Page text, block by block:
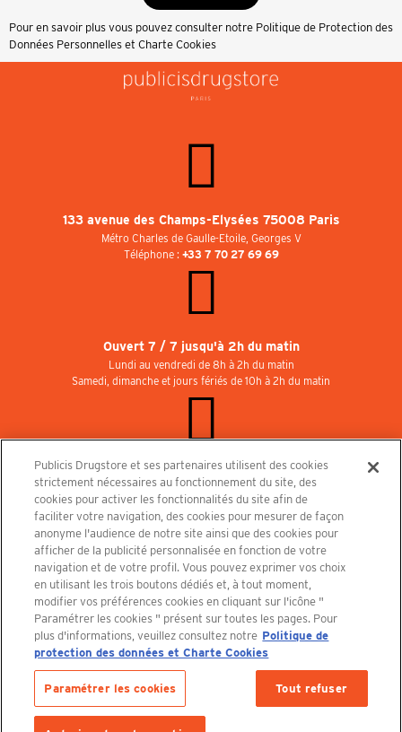
Pour en savoir plus vous pouvez consulter notre Politique de Protection des
Données Personnelles et Charte Cookies
133 avenue des Champs-Elysées 75008 Paris
Métro Charles de Gaulle-Etoile, Georges V
Téléphone : +33 7 70 27 69 69
Ouvert 7 / 7 jusqu'à 2h du matin
Lundi au vendredi de 8h à 2h du matin
Samedi, dimanche et jours fériés de 10h à 2h du matin
Rejoignez-nous au Publicisdrugstore !
Nous recrutons pour les boutiques, le restaurant et le cinéma. Contactez-nous :
recrutement@publicisdrugstore.com
Conditions générales de vente
Mentions légales
Politique de Protection des Données Personnelles et Charte
Cookies
Découvrez le PUBLICISDRUGSTORE
Publicis Drugstore et ses partenaires utilisent des cookies
strictement nécessaires au fonctionnement du site, des
cookies pour activer les fonctionnalités du site afin de
faciliter votre navigation, des cookies pour mesurer de façon
anonyme l'audience de notre site ainsi que des cookies pour
afficher de la publicité personnalisée en fonction de votre
navigation et de votre profil. Vous pouvez exprimer vos choix
en utilisant les trois boutons dédiés et, à tout moment,
modifier vos préférences cookies en cliquant sur l'icône "
Paramétrer les cookies " présent sur toutes les pages. Pour
plus d'informations, veuillez consultez notre Politique de
protection des données et Charte Cookies
Paramétrer les cookies Tout refuser